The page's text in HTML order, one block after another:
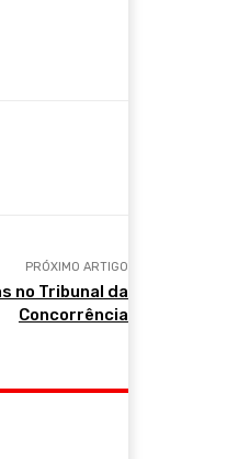
PRÓXIMO ARTIGO
no Tribunal da
Concorrência